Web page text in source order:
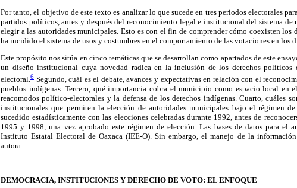
Por tanto, el objetivo de este texto es analizar lo que sucede en tres periodos electorales
partidos políticos, antes y después del reconocimiento legal e institucional del sistema de
elegir a las autoridades municipales. Esto es con el fin de comprender cómo coexisten los
ha incidido el sistema de usos y costumbres en el comportamiento de las votaciones en los
Este propósito nos sitúa en cinco temáticas que se desarrollan como apartados de este
un diseño institucional cuya novedad radica en la inclusión de los derechos
electoral. 6 Segundo, cuál es el debate, avances y expectativas en relación con el
pueblos indígenas. Tercero, qué importancia cobra el municipio como espacio local en
reacomodos político-electorales y la defensa de los derechos indígenas. Cuarto, cuáles
institucionales que permiten la elección de autoridades municipales bajo el régimen
sucedido estadísticamente con las elecciones celebradas durante 1992, antes de
1995 y 1998, una vez aprobado este régimen de elección. Las bases de datos para el
Instituto Estatal Electoral de Oaxaca (IEE-O). Sin embargo, el manejo de la
autora.
DEMOCRACIA, INSTITUCIONES Y DERECHO DE VOTO: EL ENFOQUE